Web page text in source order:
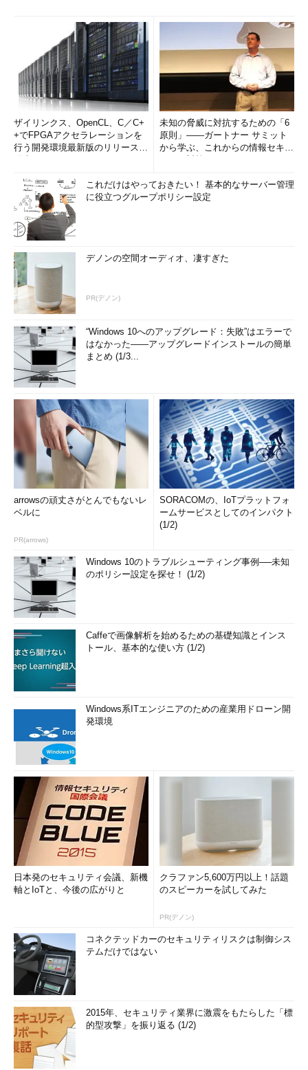
ザイリンクス、OpenCL、C／C+
+でFPGAアクセラレーションを
行う開発環境最新版のリリースを
未知の脅威に対抗するための「6
原則」――ガートナー サミット
から学ぶ、これからの情報セキュ
これだけはやっておきたい！ 基本的なサーバー管理
に役立つグループポリシー設定
デノンの空間オーディオ、凄すぎた
PR(デノン)
“Windows 10へのアップグレード：失敗”はエラーで
はなかった――アップグレードインストールの簡単
まとめ (1/3...
arrowsの頑丈さがとんでもないレ
ベルに
PR(arrows)
SORACOMの、IoTプラットフォ
ームサービスとしてのインパクト
(1/2)
Windows 10のトラブルシューティング事例──未知
のポリシー設定を探せ！ (1/2)
Caffeで画像解析を始めるための基礎知識とインス
トール、基本的な使い方 (1/2)
Windows系ITエンジニアのための産業用ドローン開
発環境
日本発のセキュリティ会議、新機
軸とIoTと、今後の広がりと
クラファン5,600万円以上！話題
のスピーカーを試してみた
PR(デノン)
コネクテッドカーのセキュリティリスクは制御シス
テムだけではない
2015年、セキュリティ業界に激震をもたらした「標
的型攻撃」を振り返る (1/2)